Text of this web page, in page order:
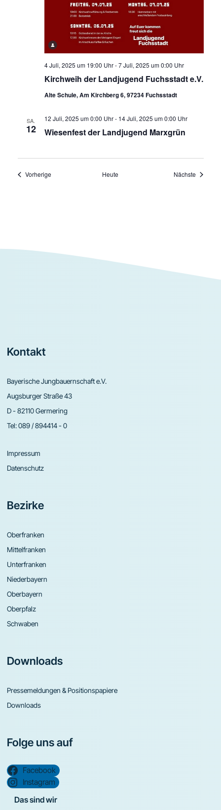
Kirchweih der Landjugend Fuchsstadt e.V.
4 Juli, 2025 um 19:00 Uhr-7 Juli, 2025 um 0:00 Uhr
Alte Schule, Am Kirchberg 6, 97234 Fuchsstadt
SA.
12 Wiesenfest der Landjugend Marxgrün
12 Juli, 2025 um 0:00 Uhr- 14 Juli, 2025 um 0:00 Uhr
VorherigeVeranstaltungen Heute Nächste
Footer
Kontakt
Bayerische Jungbauernschaft e.V.
Augsburger Straße 43
D - 82110 Germering
Tel:089 / 894414 - 0
Impressum
Datenschutz
Bezirke
Oberfranken
Mittelfranken
Unterfranken
Niederbayern
Oberbayern
Oberpfalz
Schwaben
Downloads
Pressemeldungen & Positionspapiere
Downloads
Folge uns auf
Facebook
Instagram
Das sind wir